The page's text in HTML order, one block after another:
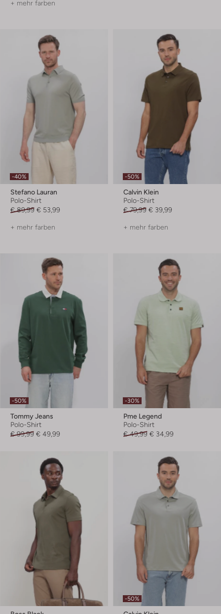
+ mehr farben
-40%
Stefano Lauran
Polo-Shirt
€ 89,99 € 53,99
+ mehr farben
-50%
Calvin Klein
Polo-Shirt
€ 79,99 € 39,99
+ mehr farben
-50%
Tommy Jeans
Polo-Shirt
€ 99,99 € 49,99
-30%
Pme Legend
Polo-Shirt
€ 49,99 € 34,99
-50%